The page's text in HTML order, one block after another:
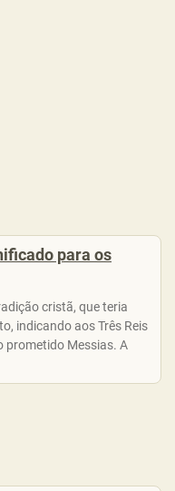
para os
cristã, que teria
indicando aos Três Reis
prometido Messias. A